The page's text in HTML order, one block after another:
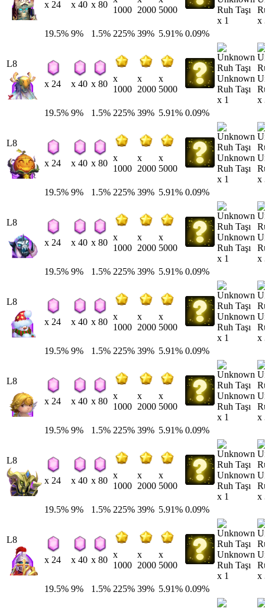
x 24 x 40 x 80
1000 2000 5000
Ruh Taşı
x 1
x
19.5% 9% 1.5% 225% 39% 5.91% 0.09%
L8
x 24 x 40 x 80
x
1000
x
2000
x
5000
Unknown
Ruh Taşı
x 1
x
19.5% 9% 1.5% 225% 39% 5.91% 0.09%
L8
x 24 x 40 x 80
x
1000
x
2000
x
5000
Unknown
Ruh Taşı
x 1
x
19.5% 9% 1.5% 225% 39% 5.91% 0.09%
L8
x 24 x 40 x 80
x
1000
x
2000
x
5000
Unknown
Ruh Taşı
x 1
x
19.5% 9% 1.5% 225% 39% 5.91% 0.09%
L8
x 24 x 40 x 80
x
1000
x
2000
x
5000
Unknown
Ruh Taşı
x 1
x
19.5% 9% 1.5% 225% 39% 5.91% 0.09%
L8
x 24 x 40 x 80
x
1000
x
2000
x
5000
Unknown
Ruh Taşı
x 1
x
19.5% 9% 1.5% 225% 39% 5.91% 0.09%
L8
x 24 x 40 x 80
x
1000
x
2000
x
5000
Unknown
Ruh Taşı
x 1
x
19.5% 9% 1.5% 225% 39% 5.91% 0.09%
L8
x 24 x 40 x 80
x
1000
x
2000
x
5000
Unknown
Ruh Taşı
x 1
x
19.5% 9% 1.5% 225% 39% 5.91% 0.09%